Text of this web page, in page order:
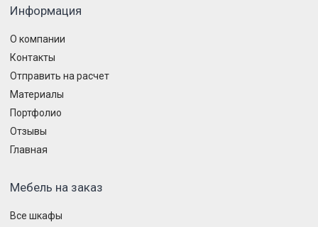
Информация
О компании
Контакты
Отправить на расчет
Материалы
Портфолио
Отзывы
Главная
Мебель на заказ
Все шкафы